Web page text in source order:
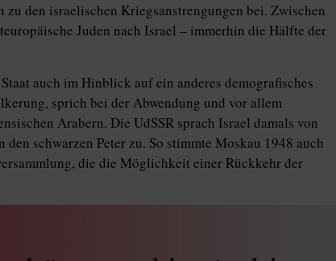
den israelischen Kriegsanstrengungen bei. Zwischen
Juden nach Israel – immerhin die Hälfte der
auch im Hinblick auf ein anderes demografisches
sprich bei der Abwendung und vor allem
Arabern. Die UdSSR sprach Israel damals von
schwarzen Peter zu. So stimmte Moskau 1948 auch
die die Möglichkeit einer Rückkehr der